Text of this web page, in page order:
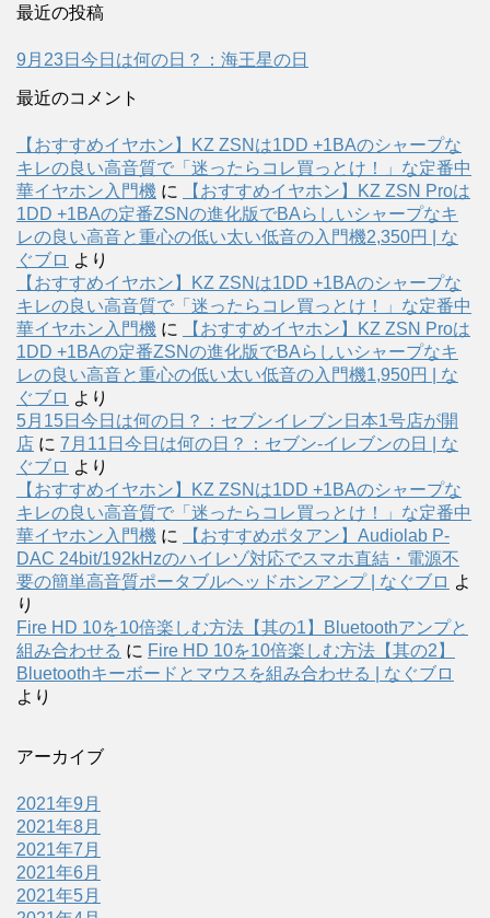
最近の投稿
9月23日今日は何の日？：海王星の日
最近のコメント
【おすすめイヤホン】KZ ZSNは1DD +1BAのシャープな
キレの良い高音質で「迷ったらコレ買っとけ！」な定番中
華イヤホン入門機 に
【おすすめイヤホン】KZ ZSN Proは
1DD +1BAの定番ZSNの進化版でBAらしいシャープなキ
レの良い高音と重心の低い太い低音の入門機2,350円 | な
ぐブロ より
【おすすめイヤホン】KZ ZSNは1DD +1BAのシャープな
キレの良い高音質で「迷ったらコレ買っとけ！」な定番中
華イヤホン入門機 に
【おすすめイヤホン】KZ ZSN Proは
1DD +1BAの定番ZSNの進化版でBAらしいシャープなキ
レの良い高音と重心の低い太い低音の入門機1,950円 | な
ぐブロ より
5月15日今日は何の日？：セブンイレブン日本1号店が開
店 に 7月11日今日は何の日？：セブン-イレブンの日 | な
ぐブロ より
【おすすめイヤホン】KZ ZSNは1DD +1BAのシャープな
キレの良い高音質で「迷ったらコレ買っとけ！」な定番中
華イヤホン入門機 に
【おすすめポタアン】Audiolab P-
DAC 24bit/192kHzのハイレゾ対応でスマホ直結・電源不
要の簡単高音質ポータブルヘッドホンアンプ | なぐブロ よ
り
Fire HD 10を10倍楽しむ方法【其の1】Bluetoothアンプと
組み合わせる に Fire HD 10を10倍楽しむ方法【其の2】
Bluetoothキーボードとマウスを組み合わせる | なぐブロ
より
アーカイブ
2021年9月
2021年8月
2021年7月
2021年6月
2021年5月